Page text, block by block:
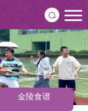
金陵食谱